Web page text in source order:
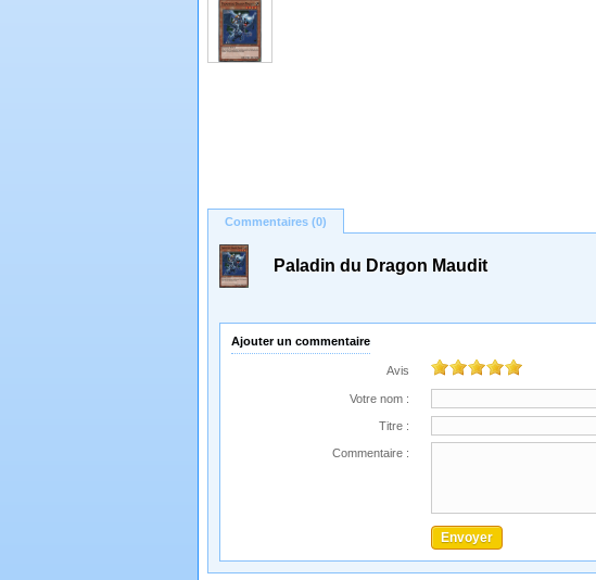
Commentaires (0)
Paladin du Dragon Maudit
Ajouter un commentaire
Avis
Votre nom :
Titre :
Commentaire :